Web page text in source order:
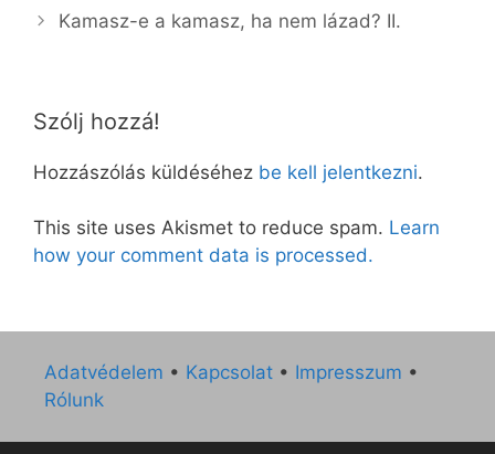
Kamasz-e a kamasz, ha nem lázad? II.
Szólj hozzá!
Hozzászólás küldéséhez be kell jelentkezni.
This site uses Akismet to reduce spam. Learn
how your comment data is processed.
Adatvédelem • Kapcsolat • Impresszum •
Rólunk